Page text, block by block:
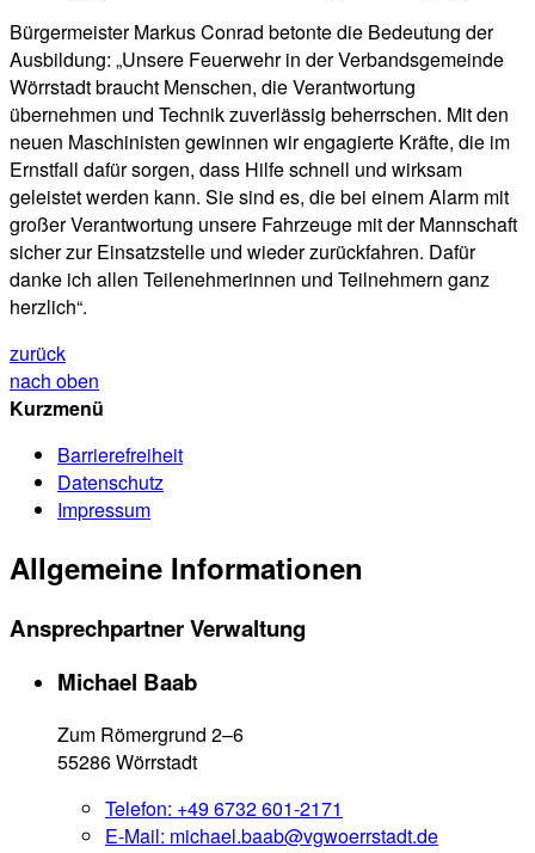
Bürgermeister Markus Conrad betonte die Bedeutung der
Ausbildung: „Unsere Feuerwehr in der Verbandsgemeinde
Wörrstadt braucht Menschen, die Verantwortung
übernehmen und Technik zuverlässig beherrschen. Mit den
neuen Maschinisten gewinnen wir engagierte Kräfte, die im
Ernstfall dafür sorgen, dass Hilfe schnell und wirksam
geleistet werden kann. Sie sind es, die bei einem Alarm mit
großer Verantwortung unsere Fahrzeuge mit der Mannschaft
sicher zur Einsatzstelle und wieder zurückfahren. Dafür
danke ich allen Teilenehmerinnen und Teilnehmern ganz
herzlich“.
zurück
nach oben
Kurzmenü
Barrierefreiheit
Datenschutz
Impressum
Allgemeine Informationen
Ansprechpartner Verwaltung
Michael Baab
Zum Römergrund 2–6
55286 Wörrstadt
Telefon: +49 6732 601-2171
E-Mail: michael.baab@vgwoerrstadt.de